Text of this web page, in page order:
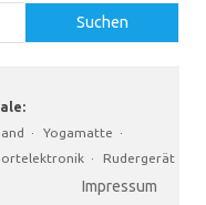
Suchen
· Yogamatte ·
· Rudergerät
Impressum